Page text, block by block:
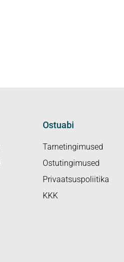
Ostuabi
Tarnetingimused
Ostutingimused
Privaatsuspoliitika
KKK